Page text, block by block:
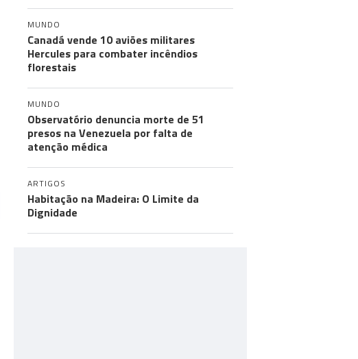
MUNDO
Canadá vende 10 aviões militares
Hercules para combater incêndios
florestais
MUNDO
Observatório denuncia morte de 51
presos na Venezuela por falta de
atenção médica
ARTIGOS
Habitação na Madeira: O Limite da
Dignidade